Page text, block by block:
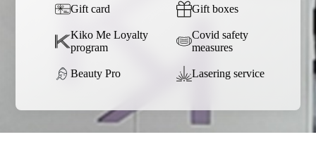
Gift card Gift boxes
Kiko Me Loyalty
program
Covid safety
measures
Beauty Pro Lasering service